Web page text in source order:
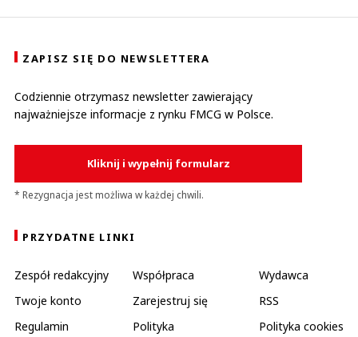
ZAPISZ SIĘ DO NEWSLETTERA
Codziennie otrzymasz newsletter zawierający
najważniejsze informacje z rynku FMCG w Polsce.
Kliknij i wypełnij formularz
* Rezygnacja jest możliwa w każdej chwili.
PRZYDATNE LINKI
Zespół redakcyjny Współpraca
Wydawca
Twoje konto
Zarejestruj się
RSS
Regulamin
Polityka
Polityka cookies